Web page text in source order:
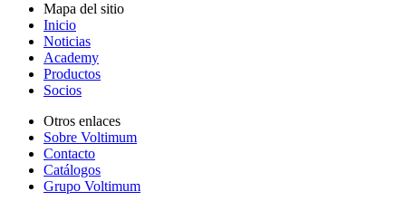
Mapa del sitio
Inicio
Noticias
Academy
Productos
Socios
Otros enlaces
Sobre Voltimum
Contacto
Catálogos
Grupo Voltimum